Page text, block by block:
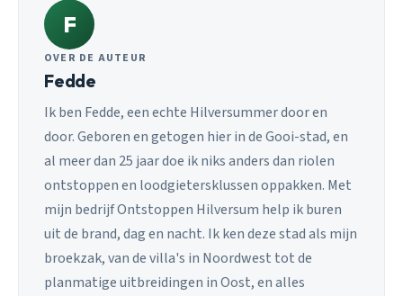
F
OVER DE AUTEUR
Fedde
Ik ben Fedde, een echte Hilversummer door en
door. Geboren en getogen hier in de Gooi-stad, en
al meer dan 25 jaar doe ik niks anders dan riolen
ontstoppen en loodgietersklussen oppakken. Met
mijn bedrijf Ontstoppen Hilversum help ik buren
uit de brand, dag en nacht. Ik ken deze stad als mijn
broekzak, van de villa's in Noordwest tot de
planmatige uitbreidingen in Oost, en alles